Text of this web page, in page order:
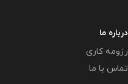
درباره ما
رزومه کاری
تماس با ما